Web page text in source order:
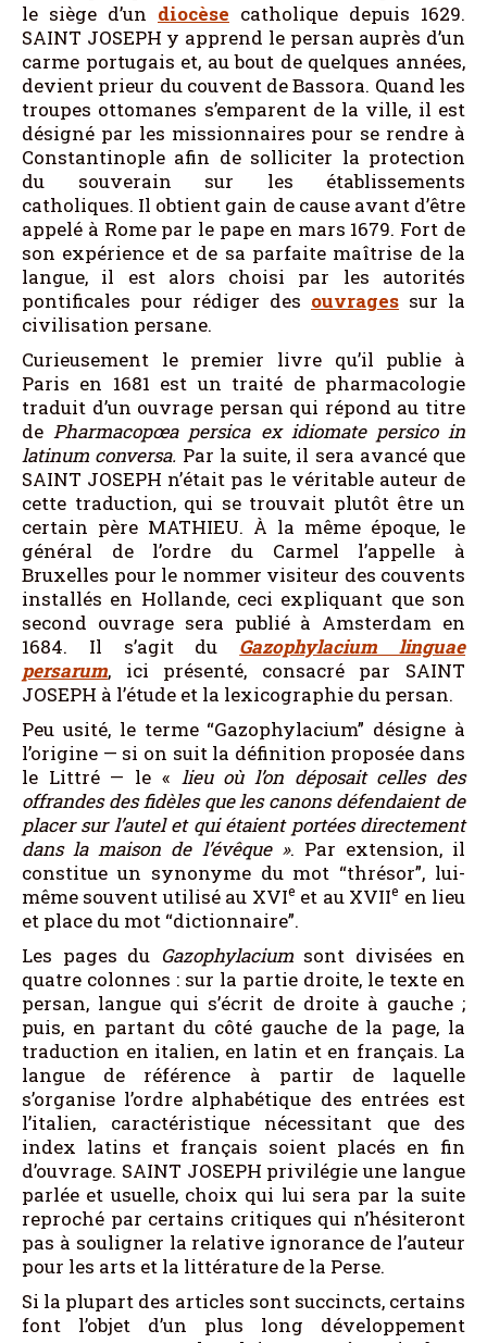
le siège d’un diocèse catholique depuis 1629.
SAINT JOSEPH y apprend le persan auprès d’un
carme portugais et, au bout de quelques années,
devient prieur du couvent de Bassora. Quand les
troupes ottomanes s’emparent de la ville, il est
désigné par les missionnaires pour se rendre à
Constantinople afin de solliciter la protection
du souverain sur les établissements
catholiques. Il obtient gain de cause avant d’être
appelé à Rome par le pape en mars 1679. Fort de
son expérience et de sa parfaite maîtrise de la
langue, il est alors choisi par les autorités
pontificales pour rédiger des ouvrages sur la
civilisation persane.
Curieusement le premier livre qu’il publie à
Paris en 1681 est un traité de pharmacologie
traduit d’un ouvrage persan qui répond au titre
dePharmacopœa persica ex idiomate persico in
latinum conversa. Par la suite, il sera avancé que
SAINT JOSEPH n’était pas le véritable auteur de
cette traduction, qui se trouvait plutôt être un
certain père MATHIEU. À la même époque, le
général de l’ordre du Carmel l’appelle à
Bruxelles pour le nommer visiteur des couvents
installés en Hollande, ceci expliquant que son
second ouvrage sera publié à Amsterdam en
1684. Il s’agit du Gazophylacium linguae
persarum, ici présenté, consacré par SAINT
JOSEPH à l’étude et la lexicographie du persan.
Peu usité, le terme “Gazophylacium” désigne à
l’origine — si on suit la définition proposée dans
le Littré — le « lieu où l’on déposait celles des
offrandes des fidèles que les canons défendaient de
placer sur l’autel et qui étaient portées directement
dans la maison de l’évêque». Par extension, il
constitue un synonyme du mot “thrésor”, lui-
même souvent utilisé au XVIe et au XVIIe en lieu
et place du mot “dictionnaire”.
Les pages du Gazophylaciumsont divisées en
quatre colonnes : sur la partie droite, le texte en
persan, langue qui s’écrit de droite à gauche ;
puis, en partant du côté gauche de la page, la
traduction en italien, en latin et en français. La
langue de référence à partir de laquelle
s’organise l’ordre alphabétique des entrées est
l’italien, caractéristique nécessitant que des
index latins et français soient placés en fin
d’ouvrage. SAINT JOSEPH privilégie une langue
parlée et usuelle, choix qui lui sera par la suite
reproché par certains critiques qui n’hésiteront
pas à souligner la relative ignorance de l’auteur
pour les arts et la littérature de la Perse.
Si la plupart des articles sont succincts, certains
font l’objet d’un plus long développement